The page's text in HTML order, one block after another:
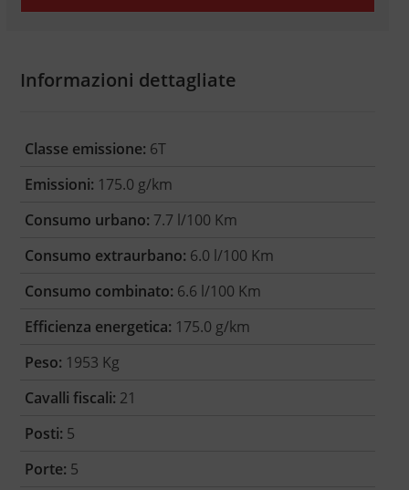
Informazioni dettagliate
Classe emissione: 6T
Emissioni: 175.0 g/km
Consumo urbano: 7.7 l/100 Km
Consumo extraurbano: 6.0 l/100 Km
Consumo combinato: 6.6 l/100 Km
Efficienza energetica: 175.0 g/km
Peso: 1953 Kg
Cavalli fiscali: 21
Posti: 5
Porte: 5